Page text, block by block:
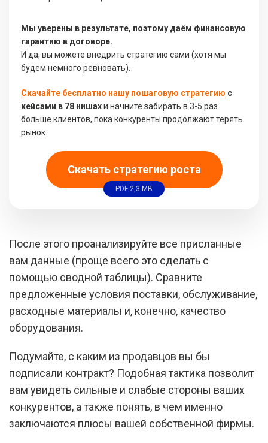
Мы уверены в результате, поэтому даём финансовую
гарантию в договоре.
И да, вы можете внедрить стратегию сами (хотя мы
будем немного ревновать).
Скачайте бесплатно нашу пошаговую стратегию с
кейсами в 78 нишахи начните забирать в 3-5 раз
больше клиентов, пока конкуренты продолжают терять
рынок.
Скачать стратегию роста
PDF 2,3 MB
После этого проанализируйте все присланные
вам данные (проще всего это сделать с
помощью сводной таблицы). Сравните
предложенные условия поставки, обслуживание,
расходные материалы и, конечно, качество
оборудования.
Подумайте, с каким из продавцов вы бы
подписали контракт? Подобная тактика позволит
вам увидеть сильные и слабые стороны ваших
конкурентов, а также понять, в чем именно
заключаются плюсы вашей собственной фирмы.